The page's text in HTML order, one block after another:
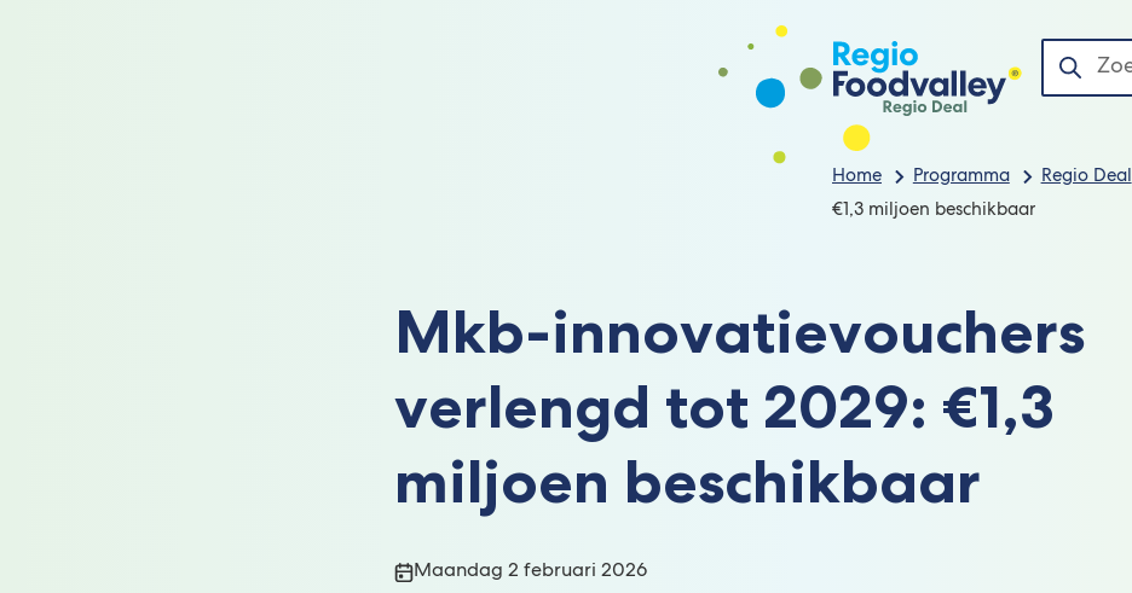
Nieuws
Zoeken
Home Programma Regio Deal
€1,3 miljoen beschikbaar
Mkb-innovatievouchers
verlengd tot 2029: €1,3
miljoen beschikbaar
Publicatiedatum:
Maandag 2 februari 2026